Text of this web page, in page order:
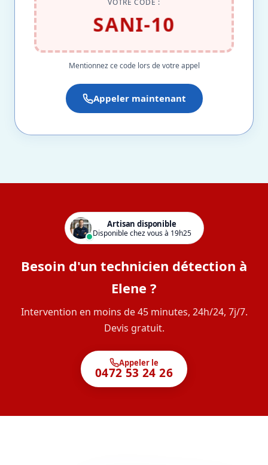
VOTRE CODE :
SANI-10
Mentionnez ce code lors de votre appel
Appeler maintenant
Artisan disponible
Disponible chez vous à 19h25
Besoin d'un technicien détection à
Elene ?
Intervention en moins de 45 minutes, 24h/24, 7j/7.
Devis gratuit.
Appeler le
0472 53 24 26